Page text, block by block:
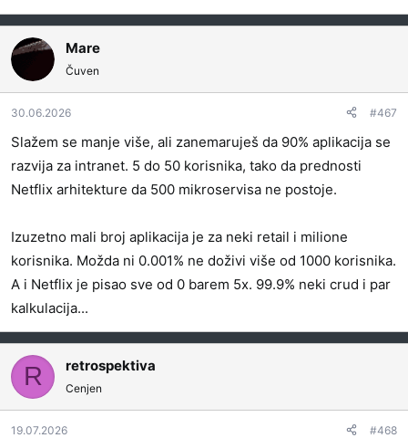
Mare
Čuven
30.06.2026 #467
Slažem se manje više, ali zanemaruješ da 90% aplikacija se
razvija za intranet. 5 do 50 korisnika, tako da prednosti
Netflix arhitekture da 500 mikroservisa ne postoje.
Izuzetno mali broj aplikacija je za neki retail i milione
korisnika. Možda ni 0.001% ne doživi više od 1000 korisnika.
A i Netflix je pisao sve od 0 barem 5x. 99.9% neki crud i par
kalkulacija...
R retrospektiva
Cenjen
19.07.2026 #468